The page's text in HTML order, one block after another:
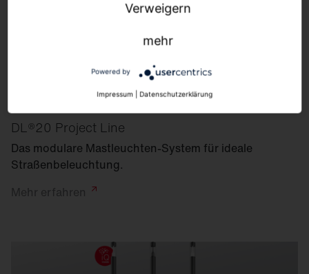
DL®20 Project Line
Das modulare Mastleuchten-System für ideale
Straßen­beleuchtung.
Mehr erfahren
Verweigern
mehr
Powered by
Impressum | Datenschutzerklärung